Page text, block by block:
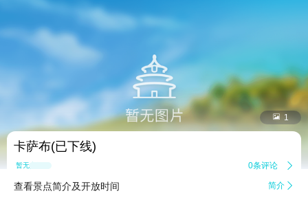
 1
卡萨布(已下线)
暂无点评 0条评论 
查看景点简介及开放时间 简介 